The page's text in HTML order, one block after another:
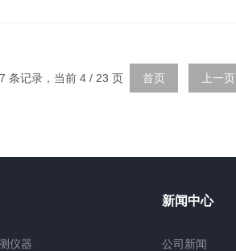
条记录，当前 4 / 23 页 首页 上一页
仪器
新闻中心
公司新闻